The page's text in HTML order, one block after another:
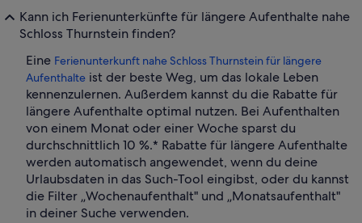
Kann ich Ferienunterkünfte für längere Aufenthalte nahe
Schloss Thurnstein finden?
Eine Ferienunterkunft nahe Schloss Thurnstein für längere
Aufenthalte ist der beste Weg, um das lokale Leben
kennenzulernen. Außerdem kannst du die Rabatte für
längere Aufenthalte optimal nutzen. Bei Aufenthalten
von einem Monat oder einer Woche sparst du
durchschnittlich 10 %.* Rabatte für längere Aufenthalte
werden automatisch angewendet, wenn du deine
Urlaubsdaten in das Such-Tool eingibst, oder du kannst
die Filter „Wochenaufenthalt" und „Monatsaufenthalt"
in deiner Suche verwenden.